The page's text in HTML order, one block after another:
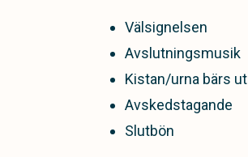
Välsignelsen
Avslutningsmusik
Kistan/urna bärs ut
Avskedstagande
Slutbön